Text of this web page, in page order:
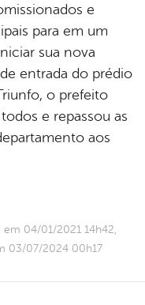
e
para em um
sua nova
entrada do prédio
o prefeito
e repassou as
aos
04/01/2021 14h42,
03/07/2024 00h17